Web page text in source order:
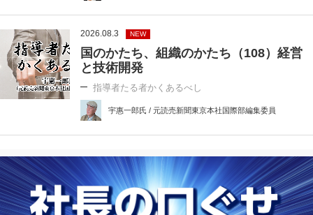
2026.08.3 NEW
国のかたち、組織のかたち（108）経営
と技術開発
指導者たる者かくあるべし
宇惠一郎氏 / 元読売新聞東京本社国際部編集委員